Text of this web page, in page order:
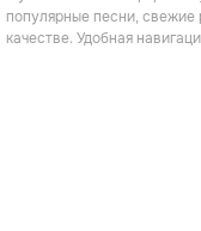
популярные песни, свежие
качестве. Удобная